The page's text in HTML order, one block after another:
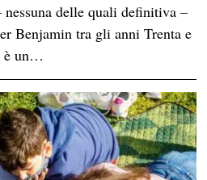
delle quali definitiva –
Benjamin tra gli anni Trenta e
è un…